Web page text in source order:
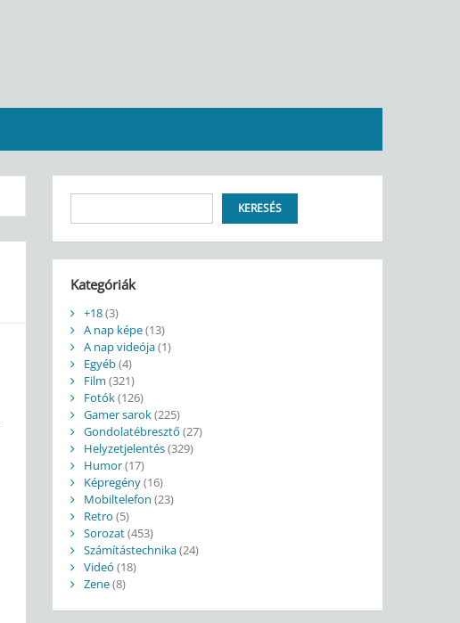
KERESÉS
Kategóriák
+18(3)
A nap képe(13)
A nap videója(1)
Egyéb(4)
Film (321)
Fotók(126)
Gamer sarok(225)
Gondolatébresztő (27)
Helyzetjelentés(329)
Humor(17)
Képregény(16)
Mobiltelefon (23)
Retro (5)
Sorozat(453)
Számítástechnika(24)
Videó (18)
Zene(8)